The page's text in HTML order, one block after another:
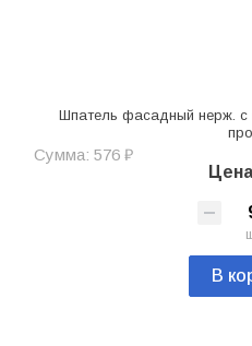
Шпатель фасадный нерж. с
Сумма: 576 ₽
В